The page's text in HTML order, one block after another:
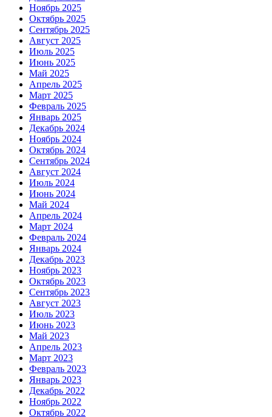
Ноябрь 2025
Октябрь 2025
Сентябрь 2025
Август 2025
Июль 2025
Июнь 2025
Май 2025
Апрель 2025
Март 2025
Февраль 2025
Январь 2025
Декабрь 2024
Ноябрь 2024
Октябрь 2024
Сентябрь 2024
Август 2024
Июль 2024
Июнь 2024
Май 2024
Апрель 2024
Март 2024
Февраль 2024
Январь 2024
Декабрь 2023
Ноябрь 2023
Октябрь 2023
Сентябрь 2023
Август 2023
Июль 2023
Июнь 2023
Май 2023
Апрель 2023
Март 2023
Февраль 2023
Январь 2023
Декабрь 2022
Ноябрь 2022
Октябрь 2022